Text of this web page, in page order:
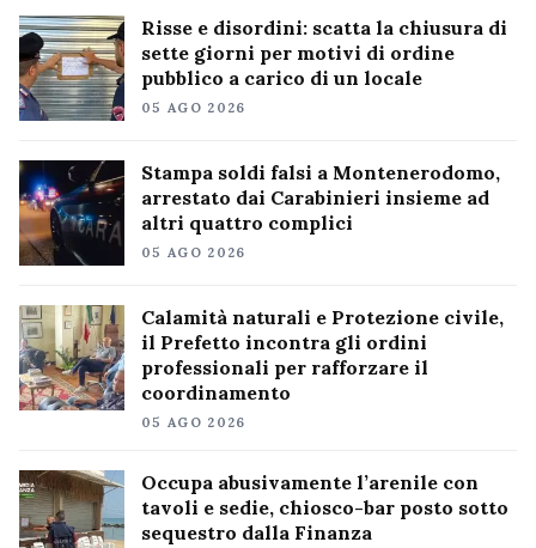
Risse e disordini: scatta la chiusura di
sette giorni per motivi di ordine
pubblico a carico di un locale
05 AGO 2026
Stampa soldi falsi a Montenerodomo,
arrestato dai Carabinieri insieme ad
altri quattro complici
05 AGO 2026
Calamità naturali e Protezione civile,
il Prefetto incontra gli ordini
professionali per rafforzare il
coordinamento
05 AGO 2026
Occupa abusivamente l’arenile con
tavoli e sedie, chiosco-bar posto sotto
sequestro dalla Finanza